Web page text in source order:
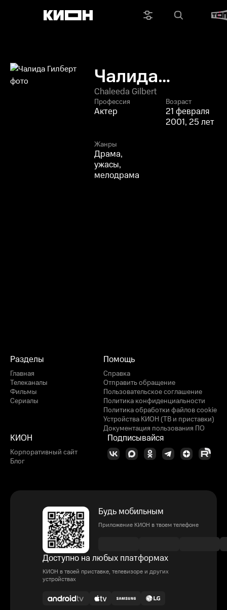
Чалида
Гилберт
Chaleeda Gilbert
Профессия
Актер
Возраст
21 февраля
2001, 25 лет
Жанры
Драма,
ужасы,
мелодрама
Разделы
Главная
Телеканалы
Фильмы
Сериалы
Помощь
Справка
Отправить обращение
Пользовательское соглашение
Политика конфиденциальности
Политика обработки файлов cookie
Устройства КИОН (ТВ и приставки)
Документация пользования ПО
КИОН
Корпоративный сайт
Блог
Подписывайся
Будь мобильным
Приложение КИОН в твоем телефоне
Доступно на любых платформах
КИОН в твоей приставке, телевизоре и других
устройствах